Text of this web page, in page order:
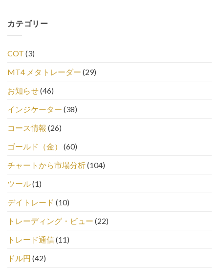
カテゴリー
COT (3)
MT4 メタトレーダー (29)
お知らせ(46)
インジケーター (38)
コース情報 (26)
ゴールド（金）
(60)
チャートから市場分析(104)
ツール(1)
デイトレード (10)
トレーディング・ビュー (22)
トレード通信(11)
ドル円 (42)